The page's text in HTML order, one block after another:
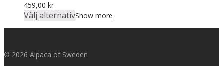
459,00 kr
Välj alternativShow more
© 2026 Alpaca of Sweden